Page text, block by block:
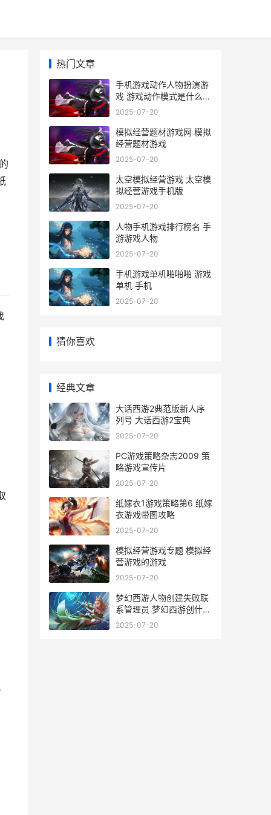
热门文章
手机游戏动作人物扮演游
戏 游戏动作模式是什么意
思
2025-07-20
模拟经营题材游戏网 模拟
经营题材游戏
2025-07-20
太空模拟经营游戏 太空模
拟经营游戏手机版
2025-07-20
人物手机游戏排行榜名 手
游游戏人物
2025-07-20
手机游戏单机啪啪啪 游戏
单机 手机
2025-07-20
猜你喜欢
经典文章
大话西游2典范版新人序
列号 大话西游2宝典
2025-07-20
PC游戏策略杂志2009 策
略游戏宣传片
2025-07-20
纸嫁衣1游戏策略第6 纸嫁
衣游戏带图攻略
2025-07-20
模拟经营游戏专题 模拟经
营游戏的游戏
2025-07-20
梦幻西游人物创建失败联
系管理员 梦幻西游创什么
角色好
2025-07-20